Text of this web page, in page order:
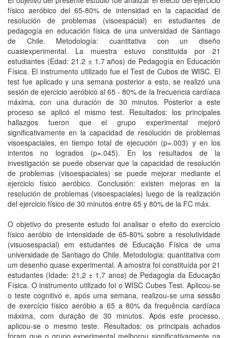
físico aeróbico del 65-80% de intensidad en la capacidad de
resolución de problemas (visoespacial) en estudiantes de
pedagogía en educación física de una universidad de Santiago
de Chile. Metodología: cuantitativa con un diseño
cuasiexperimental. La muestra estuvo constituida por 21
estudiantes (Edad: 21.2 ± 1.7 años) de Pedagogía en Educación
Física. El instrumento utilizado fue el Test de Cubos de WISC. El
test fue aplicado y una semana posterior a esto, se realizó una
sesión de ejercicio aeróbico al 65 - 80% de la frecuencia cardíaca
máxima, con una duración de 30 minutos. Posterior a este
proceso se aplicó el mismo test. Resultados: los principales
hallazgos fueron que el grupo experimental mejoró
significativamente en la capacidad de resolución de problemas
visoespaciales, en tiempo total de ejecución (p=.003) y en los
intentos no logrados (p=.045). En los resultados de la
investigación se puede observar que la capacidad de resolución
de problemas (visoespaciales) se puede mejorar mediante el
ejercicio físico aeróbico. Conclusión: existen mejoras en la
resolución de problemas (visoespaciales) luego de la realización
del ejercicio físico de 30 minutos entre 65 y 80% de la FC máx.
O objetivo do presente estudo foi analisar o efeito do exercício
físico aeróbio de intensidade de 65-80% sobre a resolutividade
(visuosespacial) em estudantes de Educação Física de uma
universidade de Santiago do Chile. Metodologia: quantitativa com
um desenho quase experimental. A amostra foi constituída por 21
estudantes (Idade: 21,2 ± 1,7 anos) de Pedagogia da Educação
Física. O instrumento utilizado foi o WISC Cubes Test. Aplicou-se
o teste cognitivo e, após uma semana, realizou-se uma sessão
de exercício físico aeróbio a 65 a 80% da frequência cardíaca
máxima, com duração de 30 minutos. Após este processo,
aplicou-se o mesmo teste. Resultados: os principais achados
foram que o grupo experimental melhorou significativamente na